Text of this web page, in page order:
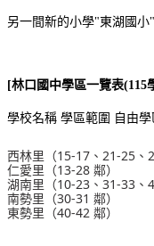
另一間新的小學"東湖國
[林口國中學區一覽表(115
學校名稱 學區範圍 自由學
西林里（15-17、21-25、
仁愛里（13-28 鄰）
湖南里（10-23、31-33、
南勢里（30-31 鄰）
東勢里（40-42 鄰）